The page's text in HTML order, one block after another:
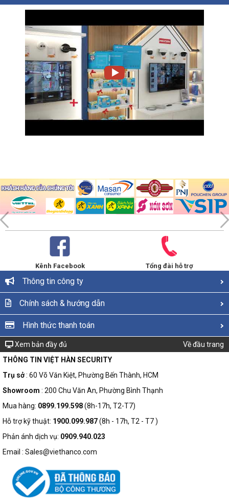
Kênh Facebook Tổng đài hỗ trợ
Thông tin công ty
Chính sách & hướng dẫn
Hình thức thanh toán
Xem bản đầy đủ
Về đầu trang
THÔNG TIN VIỆT HÀN SECURITY
Trụ sở: 60 Võ Văn Kiệt, Phường Bến Thành, HCM
Showroom : 200 Chu Văn An, Phường Bình Thạnh
Mua hàng: 0899.199.598(8h-17h, T2-T7)
Hỗ trợ kỹ thuật: 1900.099.987(8h - 17h, T2 - T7 )
Phản ánh dịch vụ: 0909.940.023
Email : Sales@viethanco.com